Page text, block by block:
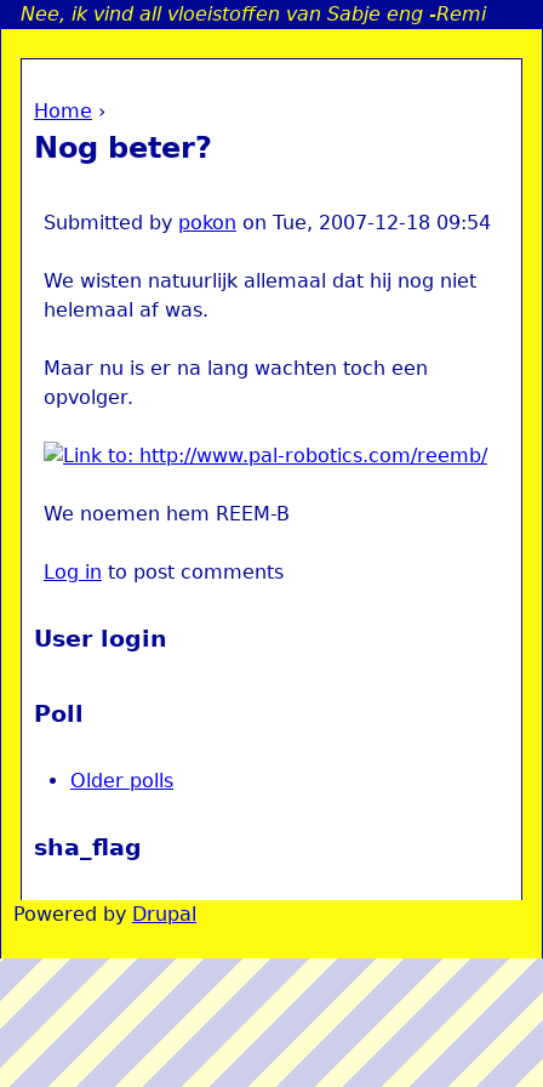
Jump to navigation
Nee, ik vind all vloeistoffen van Sabje eng -Remi
You are here
Home ›
Nog beter?
Submitted by pokon on Tue, 2007-12-18 09:54
We wisten natuurlijk allemaal dat hij nog niet
helemaal af was.
Maar nu is er na lang wachten toch een
opvolger.
We noemen hem REEM-B
Log in to post comments
User login
Poll
Older polls
sha_flag
Powered by Drupal